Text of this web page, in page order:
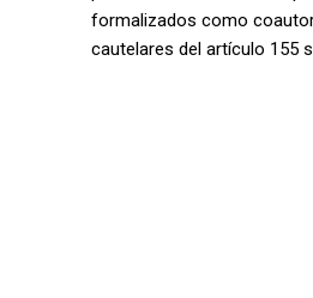
formalizados como
cautelares del artículo 155